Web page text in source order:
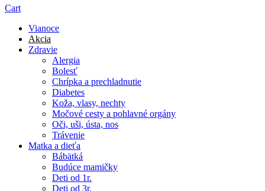
Cart
Vianoce
Akcia
Zdravie
Alergia
Bolesť
Chrípka a prechladnutie
Diabetes
Koža, vlasy, nechty
Močové cesty a pohlavné orgány
Oči, uši, ústa, nos
Trávenie
Matka a dieťa
Bábätká
Budúce mamičky
Deti od 1r.
Deti od 3r.